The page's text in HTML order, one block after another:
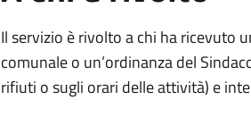
Il servizio è rivolto a chi ha ricevuto
comunale o un’ordinanza del
rifiuti o sugli orari delle attività) e